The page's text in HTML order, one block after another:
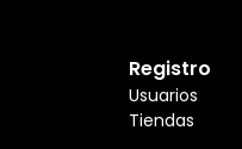
Registro
Usuarios
Tiendas